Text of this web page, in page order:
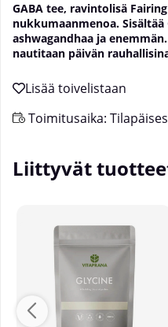
GABA tee, ravintolisä
nukkumaanmenoa. Sisältää
ashwagandhaa ja
nautitaan päivän
Toimitusaika:
Liittyvät